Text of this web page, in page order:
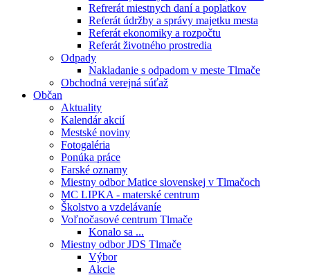
Refrerát miestnych daní a poplatkov
Referát údržby a správy majetku mesta
Referát ekonomiky a rozpočtu
Referát životného prostredia
Odpady
Nakladanie s odpadom v meste Tlmače
Obchodná verejná súťaž
Občan
Aktuality
Kalendár akcií
Mestské noviny
Fotogaléria
Ponúka práce
Farské oznamy
Miestny odbor Matice slovenskej v Tlmačoch
MC LIPKA - materské centrum
Školstvo a vzdelávaníe
Voľnočasové centrum Tlmače
Konalo sa ...
Miestny odbor JDS Tlmače
Výbor
Akcie